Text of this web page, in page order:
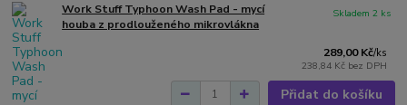
Work Stuff Typhoon Wash Pad - mycí
houba z prodlouženého mikrovlákna
289,00 Kč/ks
238,84 Kč bez DPH
Skladem 2 ks
Přidat do košíku